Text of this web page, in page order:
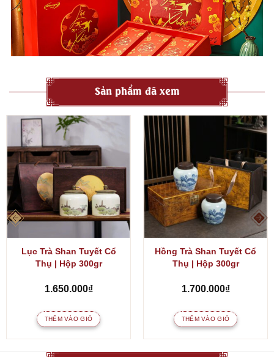
Sản phẩm đã xem
Lục Trà Shan Tuyết Cổ
Thụ | Hộp 300gr
1.650.000₫
THÊM VÀO GIỎ
Hồng Trà Shan Tuyết Cổ
Thụ | Hộp 300gr
1.700.000₫
THÊM VÀO GIỎ